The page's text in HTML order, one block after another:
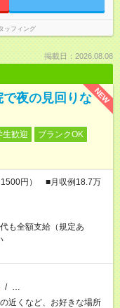
ッフィング
掲載日：2026.08.08
NEW
で夜の見回りな
生歓迎
ブランクOK
1500円） ■月収例18.7万
も全額支給（規定あ
/ …
近くなど、お好きな場所